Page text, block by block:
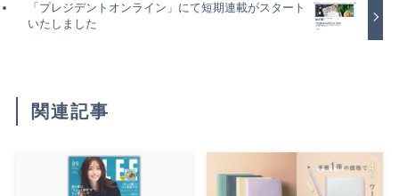
「プレジデントオンライン」にて短期連載がスタート
いたしました
関連記事